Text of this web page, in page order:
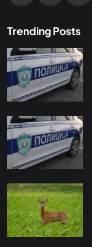
Trending Posts